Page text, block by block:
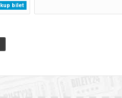
kup bilet